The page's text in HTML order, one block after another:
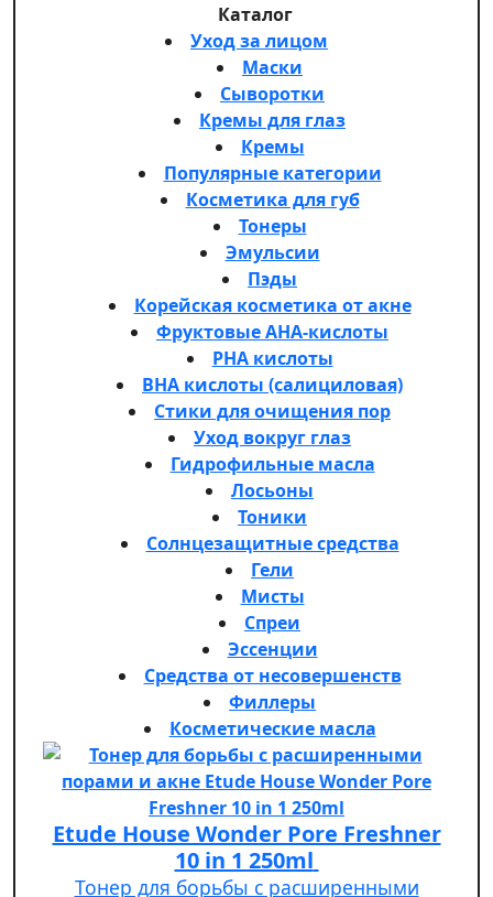
Каталог
Уход за лицом
Маски
Сыворотки
Кремы для глаз
Кремы
Популярные категории
Косметика для губ
Тонеры
Эмульсии
Пэды
Корейская косметика от акне
Фруктовые AHA-кислоты
PHA кислоты
BHA кислоты (салициловая)
Стики для очищения пор
Уход вокруг глаз
Гидрофильные масла
Лосьоны
Тоники
Солнцезащитные средства
Гели
Мисты
Спреи
Эссенции
Средства от несовершенств
Филлеры
Косметические масла
Etude House Wonder Pore Freshner
10 in 1 250ml
Тонер для борьбы с расширенными